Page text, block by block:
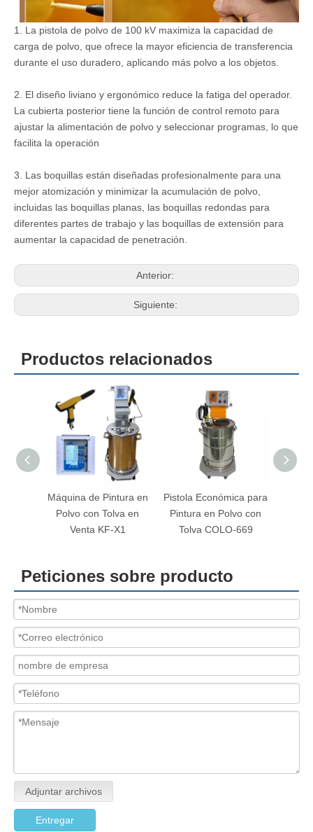
1. La pistola de polvo de 100 kV maximiza la capacidad de
carga de polvo, que ofrece la mayor eficiencia de transferencia
durante el uso duradero, aplicando más polvo a los objetos.
2. El diseño liviano y ergonómico reduce la fatiga del operador.
La cubierta posterior tiene la función de control remoto para
ajustar la alimentación de polvo y seleccionar programas, lo que
facilita la operación
3. Las boquillas están diseñadas profesionalmente para una
mejor atomización y minimizar la acumulación de polvo,
incluidas las boquillas planas, las boquillas redondas para
diferentes partes de trabajo y las boquillas de extensión para
aumentar la capacidad de penetración.
Anterior:
Siguiente:
Productos relacionados
de Pintura en
con Tolva en
Pistola Económica para
Pintura en Polvo con
Tolva COLO-669
Maquina de Pintar en
Polvo Electrostatica
KF-K1
Peticiones sobre producto
Adjuntar archivos
Entregar